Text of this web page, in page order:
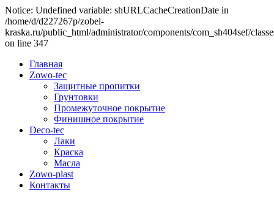
Notice: Undefined variable: shURLCacheCreationDate in
/home/d/d227267p/zobel-
kraska.ru/public_html/administrator/components/com_sh404sef/
on line 347
Главная
Zowo-tec
Защитные пропитки
Грунтовки
Промежуточное покрытие
Финишное покрытие
Deco-tec
Лаки
Краска
Масла
Zowo-plast
Контакты